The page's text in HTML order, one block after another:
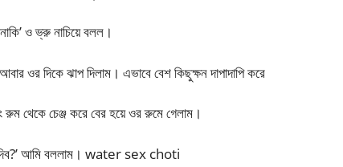
ও ভ্রু নাচিয়ে বলল।
ওর দিকে ঝাপ দিলাম। এভাবে বেশ কিছুক্ষন দাপাদাপি করে
থেকে চেঞ্জ করে বের হয়ে ওর রুমে গেলাম।
দিব?’ আমি বললাম। water sex choti